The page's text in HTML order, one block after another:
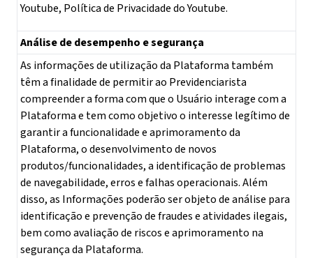
Youtube, Política de Privacidade do Youtube.
Análise de desempenho e segurança
As informações de utilização da Plataforma também
têm a finalidade de permitir ao Previdenciarista
compreender a forma com que o Usuário interage com a
Plataforma e tem como objetivo o interesse legítimo de
garantir a funcionalidade e aprimoramento da
Plataforma, o desenvolvimento de novos
produtos/funcionalidades, a identificação de problemas
de navegabilidade, erros e falhas operacionais. Além
disso, as Informações poderão ser objeto de análise para
identificação e prevenção de fraudes e atividades ilegais,
bem como avaliação de riscos e aprimoramento na
segurança da Plataforma.